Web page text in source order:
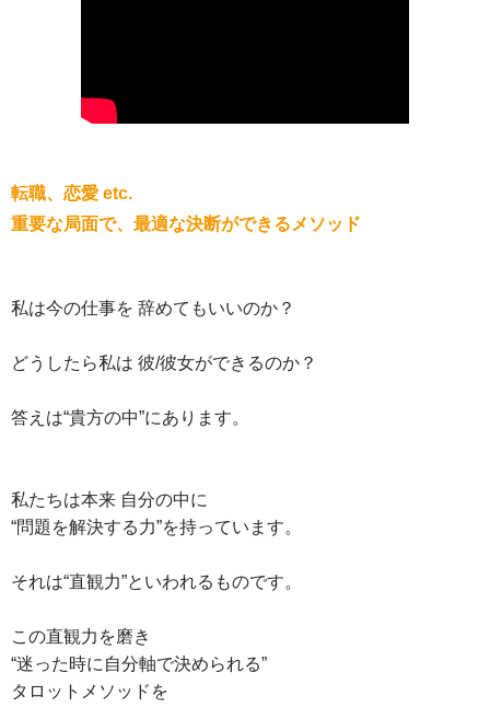
転職、恋愛 etc.
重要な局面で、最適な決断ができるメソッド
私は今の仕事を 辞めてもいいのか？
どうしたら私は 彼/彼女ができるのか？
答えは“貴方の中”にあります。
私たちは本来 自分の中に
“問題を解決する力”を持っています。
それは“直観力”といわれるものです。
この直観力を磨き
“迷った時に自分軸で決められる”
タロットメソッドを